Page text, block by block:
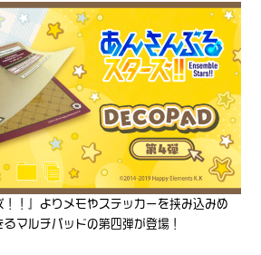
！！』よりメモやステッカーを挟み込みめ
マルチパッドの第四弾が登場！